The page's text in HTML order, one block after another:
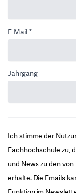
E-Mail *
Jahrgang
Ich stimme der
Fachhochschule zu,
und News zu den
erhalte. Die Emails